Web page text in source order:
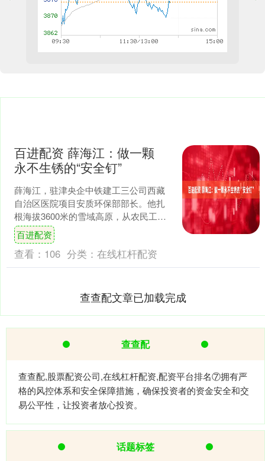
百进配资 薛海江：做一颗
永不生锈的“安全钉”
薛海江，驻津央企中铁建工三公司西藏
自治区医院项目安质环保部部长。他扎
根海拔3600米的雪域高原，从农民工到
全国劳动模范，以匠心与真情为民生工
程筑牢安全基石。 2....
百进配资
查看： 106 分类： 在线杠杆配资
查查配文章已加载完成
查查配
查查配,股票配资公司,在线杠杆配资,配资平台排名⑦拥有严
格的风控体系和安全保障措施，确保投资者的资金安全和交
易公平性，让投资者放心投资。
话题标签